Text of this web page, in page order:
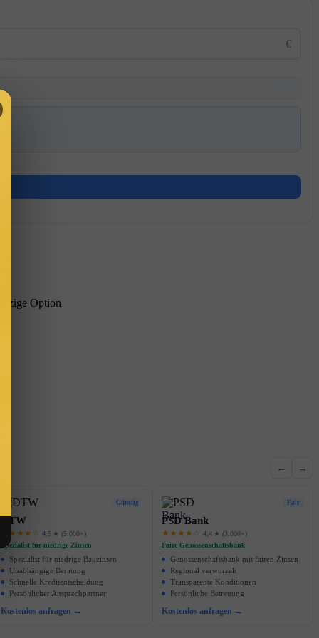
€
Option
← →
Günstig
DTW
★★★★☆ 4,5 ★ (5.000+)
Spezialist für niedrige Zinsen
Spezialist für niedrige Bauzinsen
Unabhängige Beratung
Schnelle Kreditentscheidung
Persönlicher Ansprechpartner
Kostenlos anfragen →
Fair
PSD Bank
★★★★☆ 4,4 ★ (3.000+)
Faire Genossenschaftsbank
Genossenschaftsbank mit fairen Zinsen
Regional verwurzelt
Transparente Konditionen
Persönliche Betreuung
Kostenlos anfragen →